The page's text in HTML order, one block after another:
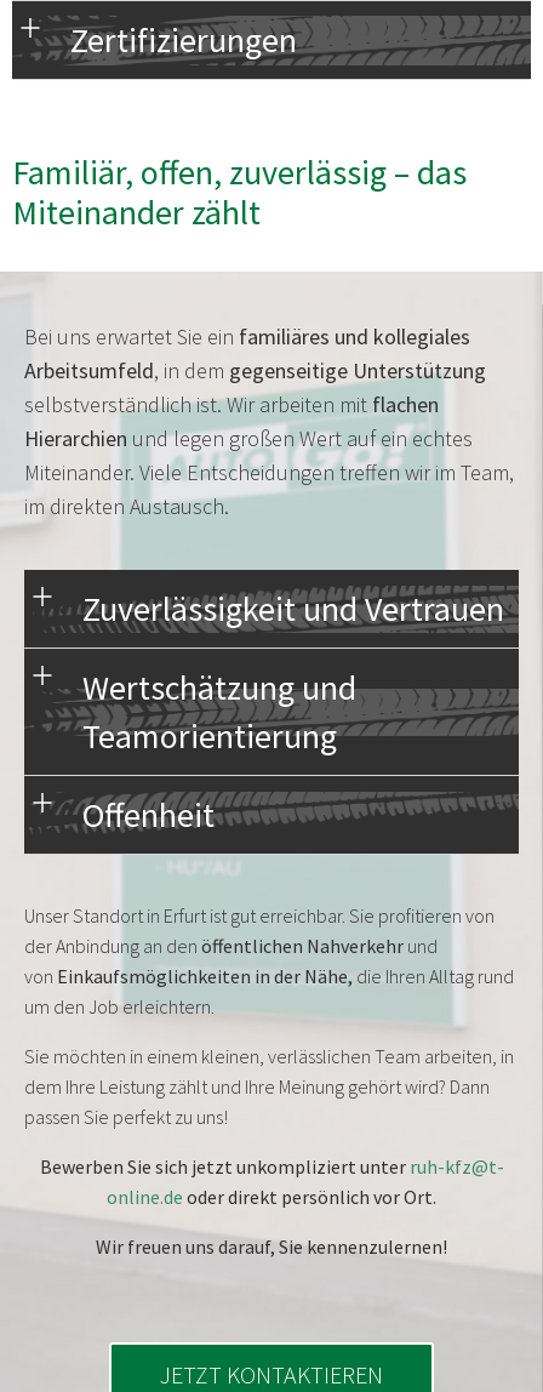
Zertifizierungen
Familiär, offen, zuverlässig – das
Miteinander zählt
Vorteile:
Familiär, offen, zuverlässig – das
Miteinander zählt
Bei uns erwartet Sie ein familiäres und kollegiales
Arbeitsumfeld, in dem gegenseitige Unterstützung
selbstverständlich ist. Wir arbeiten mit flachen
Hierarchien und legen großen Wert auf ein echtes
Miteinander. Viele Entscheidungen treffen wir im Team,
im direkten Austausch.
Zuverlässigkeit und Vertrauen
Wertschätzung und
Teamorientierung
Offenheit
Unser Standort in Erfurt ist gut erreichbar. Sie profitieren von
der Anbindung an den öffentlichen Nahverkehr und
von Einkaufsmöglichkeiten in der Nähe, die Ihren Alltag rund
um den Job erleichtern.
Sie möchten in einem kleinen, verlässlichen Team arbeiten, in
dem Ihre Leistung zählt und Ihre Meinung gehört wird? Dann
passen Sie perfekt zu uns!
Bewerben Sie sich jetzt unkompliziert unter ruh-kfz@t-
online.de oder direkt persönlich vor Ort.
Wir freuen uns darauf, Sie kennenzulernen!
JETZT KONTAKTIEREN